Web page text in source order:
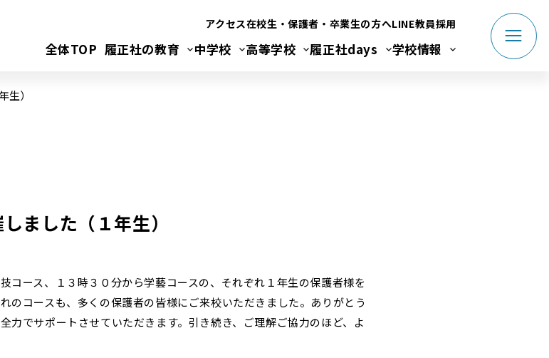
アクセス在校生・保護者・卒業生の方へLINE教員採用
全体TOP 履正社の教育 中学校 高等学校 履正社days 学校情報
）
ました（１年生）
コース、１３時３０分から学藝コースの、それぞれ１年生の保護者様を
のコースも、多くの保護者の皆様にご来校いただきました。ありがとう
力でサポートさせていただきます。引き続き、ご理解ご協力のほど、よ